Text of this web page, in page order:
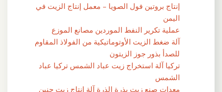
إنتاج بروتين فول الصويا – معمل إنتاج الزيت في
اليمن
عملية تكرير النفط الموردين مصانع الموزع
آلة ضغط الزيت الأوتوماتيكية من الفولاذ المقاوم
للصدأ بذور جوز الزيتون
تركيا آلة استخراج زيت عباد الشمس تركيا عباد
الشمس
معدات صنع زيت بذرة الذرة آلة إنتاج زيت جنين